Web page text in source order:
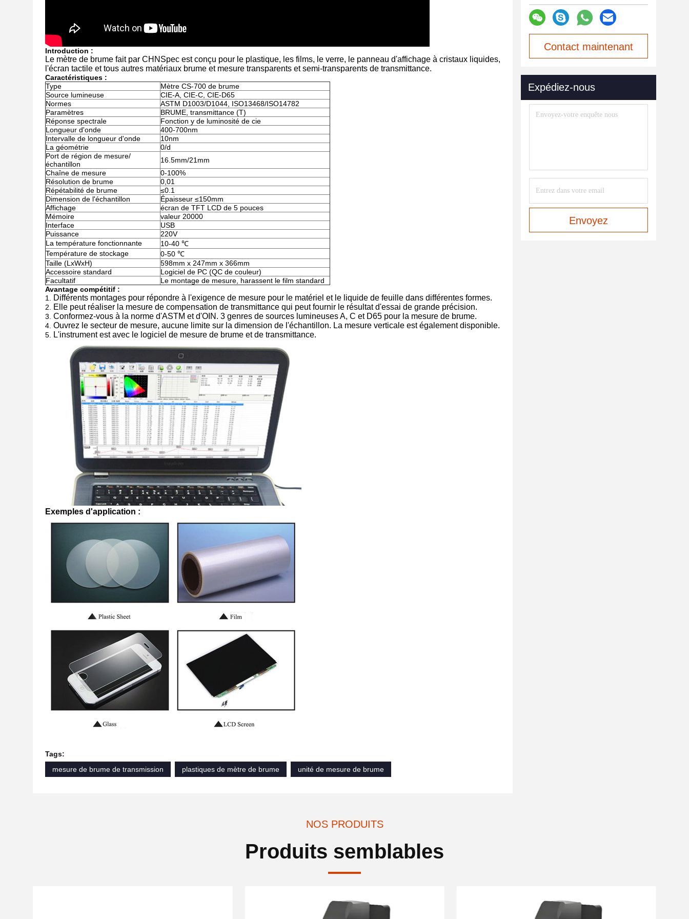
Introduction :
Le mètre de brume fait par CHNSpec est conçu pour le plastique, les films, le verre, le panneau d'affichage à cristaux liquides,
l'écran tactile et tous autres matériaux brume et mesure transparents et semi-transparents de transmittance.
Caractéristiques :
Type
Mètre CS-700 de brume
Source lumineuse
CIE-A, CIE-C, CIE-D65
Normes
ASTM D1003/D1044, ISO13468/ISO14782
Paramètres
BRUME, transmittance (T)
Réponse spectrale
Fonction y de luminosité de cie
Longueur d'onde
400-700nm
Intervalle de longueur d'onde
10nm
La géométrie
0/d
Port de région de mesure/
échantillon
16.5mm/21mm
Chaîne de mesure
0-100%
Résolution de brume
0,01
Répétabilité de brume
≤0.1
Dimension de l'échantillon
Épaisseur ≤150mm
Affichage
écran de TFT LCD de 5 pouces
Mémoire
valeur 20000
Interface
USB
Puissance
220V
La température fonctionnante
10-40 ℃
Température de stockage
0-50 ℃
Taille (LxWxH)
598mm x 247mm x 366mm
Accessoire standard
Logiciel de PC (QC de couleur)
Facultatif
Le montage de mesure, harassent le film standard
Avantage compétitif :
1.
Différents montages pour répondre à l'exigence de mesure pour le matériel et le liquide de feuille dans différentes formes.
2. Elle peut réaliser la mesure de compensation de transmittance qui peut fournir le résultat d'essai de grande précision.
3. Conformez-vous à la norme d'ASTM et d'OIN. 3 genres de sources lumineuses A, C et D65 pour la mesure de brume.
4. Ouvrez le secteur de mesure, aucune limite sur la dimension de l'échantillon. La mesure verticale est également disponible.
5. L'instrument est avec le logiciel de mesure de brume et de transmittance.
Exemples d'application :
Tags:
mesure de brume de transmission
plastiques de mètre de brume unité de mesure de brume
Contact maintenant
Expédiez-nous
Envoyez
NOS PRODUITS
Produits semblables